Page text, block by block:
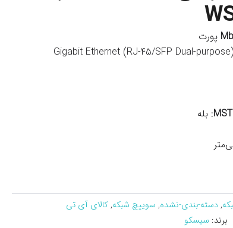
: بله
,دسته-بندی-نشده, سوییچ شبکه,کالای آی تی
برند: سیسکو